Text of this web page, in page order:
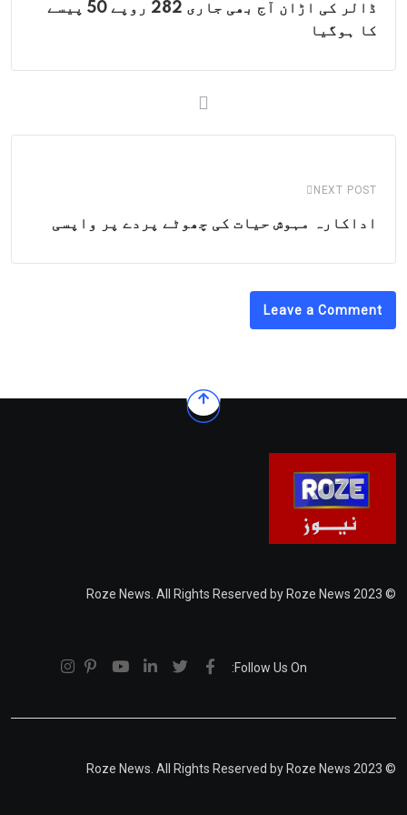
ڈالر کی اڑان آج بھی جاری 282 روپے 50 پیسے
کا ہوگیا
NEXT POST
اداکارہ مہوش حیات کی چھوٹے پردے پر واپسی
Leave a Comment
© 2023 Roze News. All Rights Reserved by Roze News
Follow Us On:
© 2023 Roze News. All Rights Reserved by Roze News